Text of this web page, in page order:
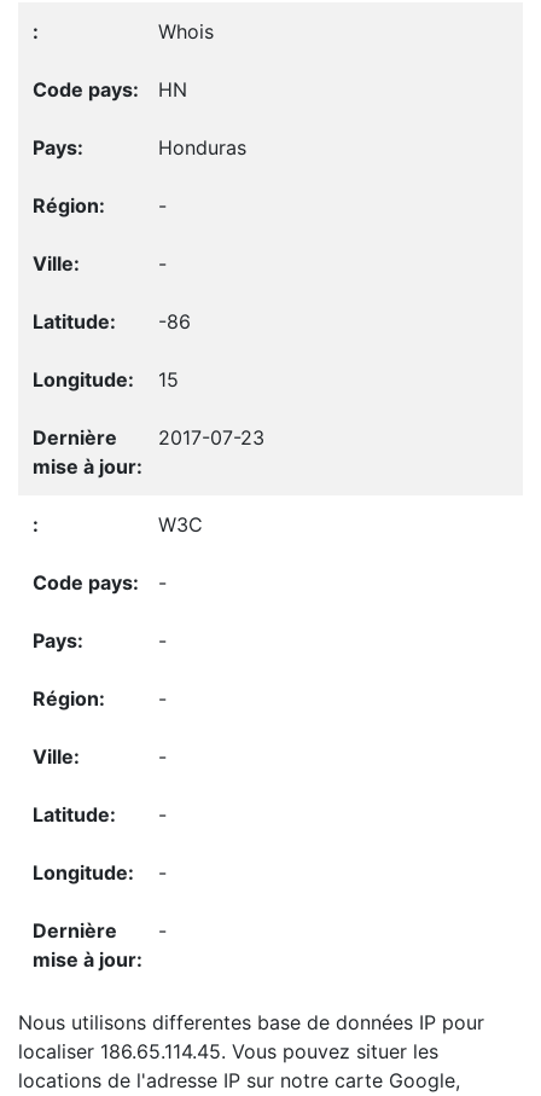
Whois
HN
Honduras
-
-
-86
15
2017-07-23
W3C
-
-
-
-
-
-
-
Nous utilisons differentes base de données IP pour
localiser 186.65.114.45. Vous pouvez situer les
locations de l'adresse IP sur notre carte Google,